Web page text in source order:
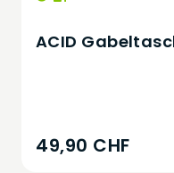
ACID
49,90 CHF